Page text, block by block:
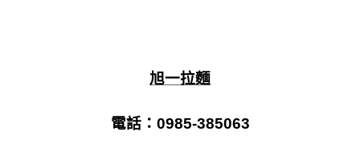
旭一拉麵
電話： 0985-385063